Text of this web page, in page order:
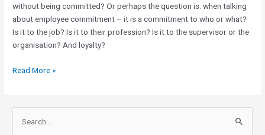
without being committed? Or perhaps the question is: when talking
about employee commitment – it is a commitment to who or what?
Is it to the job? Is it to their profession? Is it to the supervisor or the
organisation? And loyalty?
Read More »